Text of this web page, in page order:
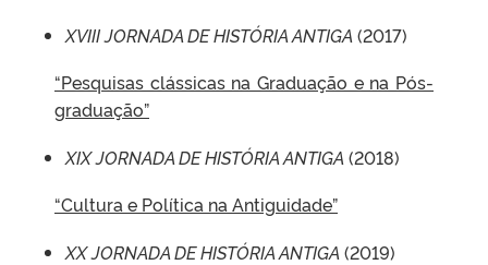
XVIII JORNADA DE HISTÓRIA ANTIGA (2017)
“Pesquisas clássicas na Graduação e na Pós-
graduação”
XIX JORNADA DE HISTÓRIA ANTIGA (2018)
“Cultura e Política na Antiguidade”
XX JORNADA DE HISTÓRIA ANTIGA (2019)